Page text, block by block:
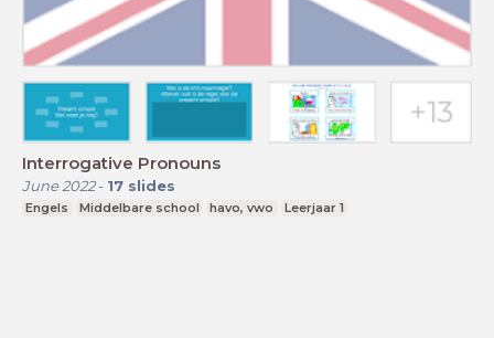
Interrogative Pronouns
June 2022- 17 slides
Engels Middelbare school havo, vwo Leerjaar 1